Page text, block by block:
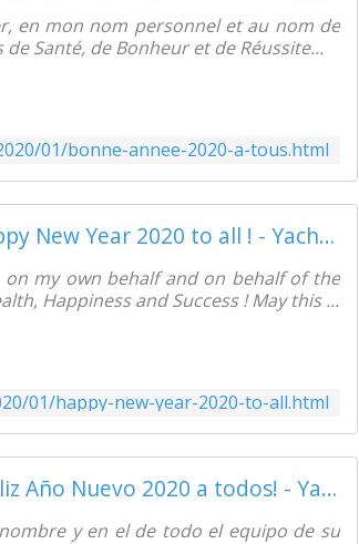
en mon nom personnel et au nom de
Santé, de Bonheur et de Réussite...
01/bonne-annee-2020-a-tous.html
Happy New Year 2020 to all ! - Yachting Art Magazine
my own behalf and on behalf of the
Happiness and Success ! May this ...
01/happy-new-year-2020-to-all.html
Feliz Año Nuevo 2020 a todos! - Yachting Art Magazine
y en el de todo el equipo de su